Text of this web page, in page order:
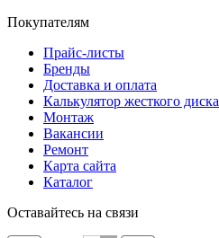
Покупателям
Прайс-листы
Бренды
Доставка и оплата
Калькулятор жесткого диска
Монтаж
Вакансии
Ремонт
Карта сайта
Каталог
Оставайтесь на связи